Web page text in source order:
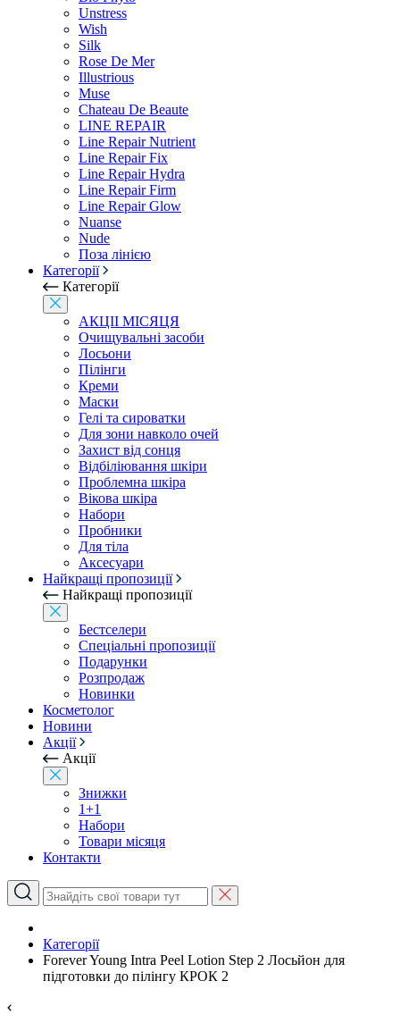
Unstress
Wish
Silk
Rose De Mer
Illustrious
Muse
Chateau De Beaute
LINE REPAIR
Line Repair Nutrient
Line Repair Fix
Line Repair Hydra
Line Repair Firm
Line Repair Glow
Nuanse
Nude
Поза лінією
Категорії
Категорії
АКЦІІ МІСЯЦЯ
Очищувальні засоби
Лосьони
Пілінги
Креми
Маски
Гелі та сироватки
Для зони навколо очей
Захист від сонця
Відбіліювання шкіри
Проблемна шкіра
Вікова шкіра
Набори
Пробники
Для тіла
Аксесуари
Найкращі пропозиції
Найкращі пропозиції
Бестселери
Спеціальні пропозиції
Подарунки
Розпродаж
Новинки
Косметолог
Новини
Акції
Акції
Знижки
1+1
Набори
Товари місяця
Контакти
Категорії
Forever Young Intra Peel Lotion Step 2 Лосьйон для
підготовки до пілінгу КРОК 2